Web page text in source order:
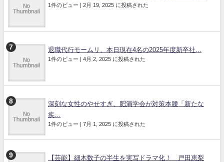
1件のビュー 2月 19, 2025 に投稿された
退職代行モームリ、本日現在4名の2025年度新卒社...
1件のビュー 4月 2, 2025 に投稿された
深刻な女性のやせすぎ、肥満学会が対策本腰「新たな
疾...
1件のビュー 7月 1, 2025 に投稿された
【芸能】細木数子の半生を実写ドラマ化！ 戸田恵梨